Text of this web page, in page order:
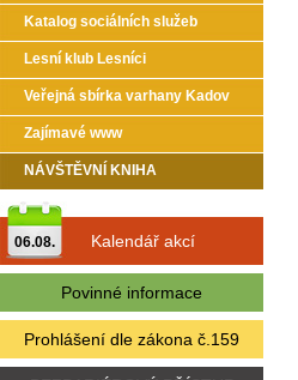
Katalog sociálních služeb
Lesní klub Lesníci
Veřejná sbírka varhany Kadov
Zajímavé www
NÁVŠTĚVNÍ KNIHA
06.08. Kalendář akcí
Povinné informace
Prohlášení dle zákona č.159